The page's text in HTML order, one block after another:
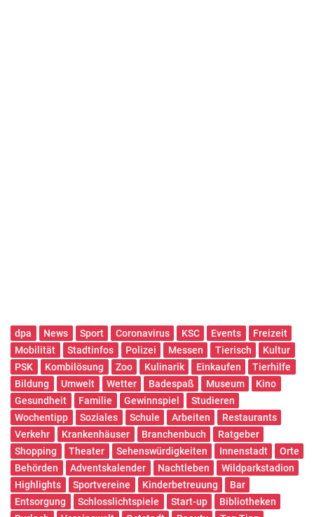
dpa News Sport Coronavirus KSC Events
Freizeit
Mobilität
Stadtinfos Polizei Messen Tierisch
Kultur
PSK
Kombilösung Zoo Kulinarik Einkaufen
Tierhilfe
Bildung
Umwelt Wetter Badespaß Museum
Kino
Gesundheit
Familie Gewinnspiel
Studieren
Wochentipp
Soziales Schule Arbeiten
Restaurants
Verkehr
Krankenhäuser Branchenbuch
Ratgeber
Shopping
Theater Sehenswürdigkeiten Innenstadt
Orte
Behörden
Adventskalender Nachtleben
Wildparkstadion
Highlights
Sportvereine Kinderbetreuung
Bar
Entsorgung
Schlosslichtspiele Start-up
Bibliotheken